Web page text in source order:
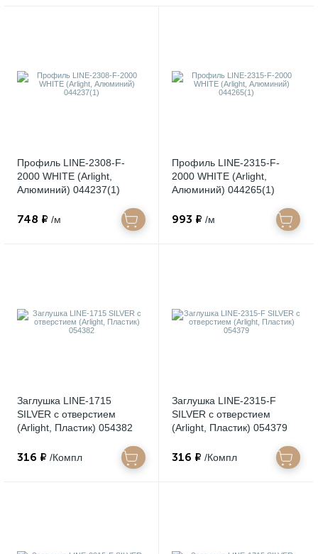
Профиль LINE-2308-F-
2000 WHITE (Arlight,
Алюминий) 044237(1)
748 ₽ /м
Профиль LINE-2315-F-
2000 WHITE (Arlight,
Алюминий) 044265(1)
993 ₽ /м
Заглушка LINE-1715
SILVER с отверстием
(Arlight, Пластик) 054382
316 ₽ /Компл
Заглушка LINE-2315-F
SILVER с отверстием
(Arlight, Пластик) 054379
316 ₽ /Компл